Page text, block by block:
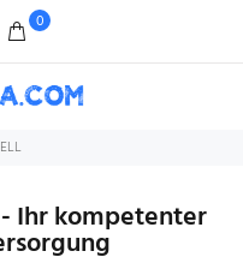
0
Ihr kompetenter